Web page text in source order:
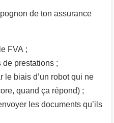
de ton assurance
FVA ;
prestations ;
le biais d’un robot qui ne
quand ça répond) ;
les documents qu’ils